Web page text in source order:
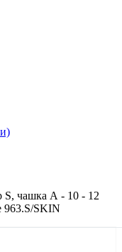
S, чашка А - 10 - 12
963.S/SKIN